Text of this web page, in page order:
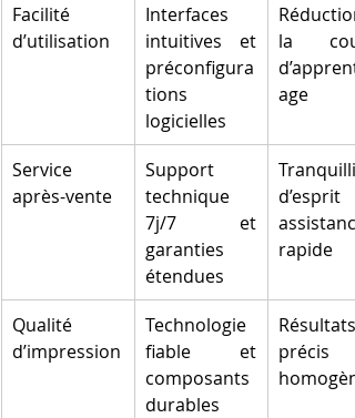
Facilité
d’utilisation
Interfaces
intuitives et
préconfigura
tions
logicielles
la
age
Service
après-vente
Support
technique
7j/7 et
garanties
étendues
assistance
rapide
Qualité
d’impression
Technologie
fiable et
composants
durables
Résultats
précis